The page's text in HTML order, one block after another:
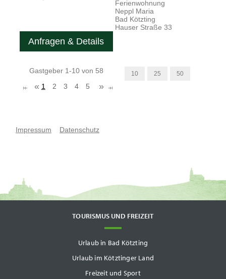
TOURISMUS UND FREIZEIT
Urlaub in Bad Kötzting
Urlaub im Kötztinger Land
Freizeit und Sport